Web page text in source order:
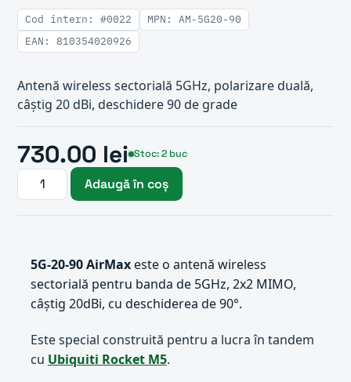
Cod intern: #0022
MPN: AM-5G20-90
EAN: 810354020926
Antenă wireless sectorială 5GHz, polarizare duală,
câștig 20 dBi, deschidere 90 de grade
730.00 lei Stoc: 2 buc
Adaugă în coș
5G-20-90 AirMaxeste o antenă wireless
sectorială pentru banda de 5GHz, 2x2 MIMO,
câștig 20dBi, cu deschiderea de 90°.
Este special construită pentru a lucra în tandem
cu Ubiquiti Rocket M5.